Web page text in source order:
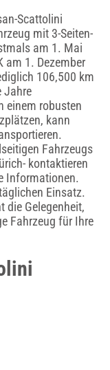
Scattolini
mit 3-Seiten-
am 1. Mai
am 1. Dezember
106,500 km
Jahre
einem robusten
kann
Fahrzeugs
kontaktieren
Informationen.
Einsatz.
die Gelegenheit,
Fahrzeug für Ihre